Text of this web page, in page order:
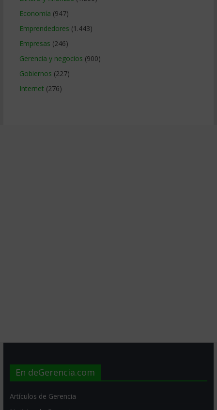
Economía (947)
Emprendedores (1.443)
Empresas (246)
Gerencia y negocios (900)
Gobiernos (227)
Internet (276)
En deGerencia.com
Artículos de Gerencia